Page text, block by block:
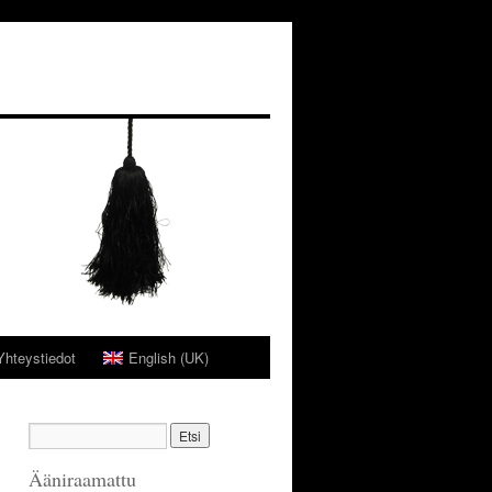
English (UK)
Ääniraamattu